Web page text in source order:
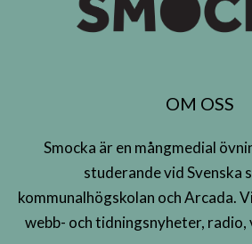
OM OSS
Smocka är en mångmedial
studerande vid Svenska
kommunalhögskolan och Arcada.
webb- och tidningsnyheter, radio,